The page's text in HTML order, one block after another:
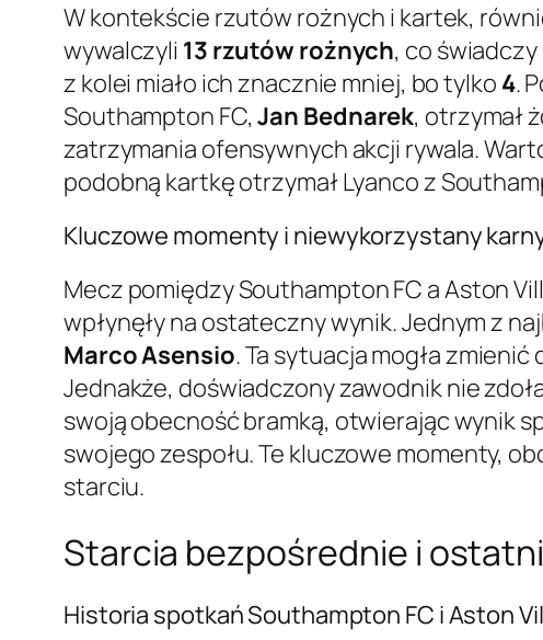
W kontekście rzutów rożnych i kartek,
wywalczyli 13 rzutów rożnych, co
z kolei miało ich znacznie mniej, bo tylko 4.
Southampton FC,Jan Bednarek, otrzymał
zatrzymania ofensywnych akcji rywala.
podobną kartkę otrzymał Lyanco z
Kluczowe momenty i niewykorzystany
Mecz pomiędzy Southampton FC a Aston
wpłynęły na ostateczny wynik. Jednym z
Marco Asensio. Ta sytuacja mogła
Jednakże, doświadczony zawodnik nie
swoją obecność bramką, otwierając wynik
swojego zespołu. Te kluczowe momenty,
starciu.
Starcia bezpośrednie i
Historia spotkań Southampton FC i Aston